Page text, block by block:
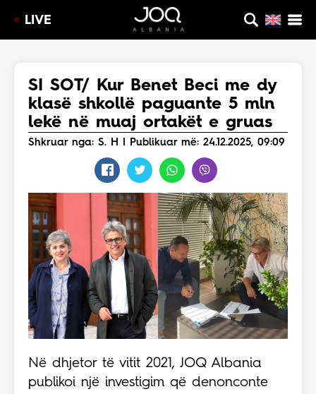
LIVE
SI SOT/ Kur Benet Beci me dy
klasë shkollë paguante 5 mln
lekë në muaj ortakët e gruas
Shkruar nga: S. H | Publikuar më: 24.12.2025, 09:09
Në dhjetor të vitit 2021, JOQ Albania
publikoi një investigim që denonconte